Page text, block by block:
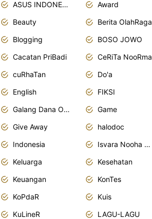
ASUS INDONESIA
Award
Beauty
Berita OlahRaga
Blogging
BOSO JOWO
Cacatan PriBadi
CeRiTa NooRma
cuRhaTan
Do'a
English
FIKSI
Galang Dana Online
Game
Give Away
halodoc
Indonesia
Isvara Nooha Mukhbita Zain
Keluarga
Kesehatan
Keuangan
KonTes
KoPdaR
Kuis
KuLineR
LAGU-LAGU